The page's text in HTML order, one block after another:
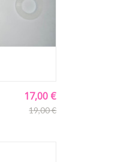
17,00 €
19,00 €